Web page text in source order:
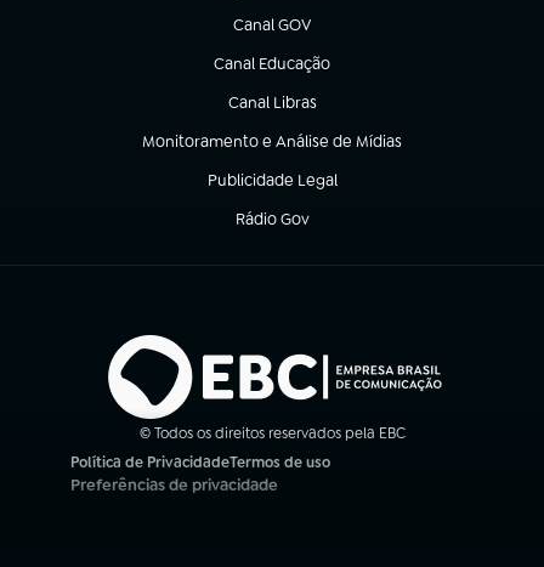
Canal GOV
(abre em nova aba)
Canal Educação
(abre em nova aba)
Canal Libras
(abre em nova aba)
Monitoramento e Análise de Mídias
(abre em nova aba)
Publicidade Legal
(abre em nova aba)
Rádio Gov
(abre em nova aba)
© Todos os direitos reservados pela EBC
Política de Privacidade
(abre em nova aba)
Termos de uso
(abre em nova aba)
Preferências de privacidade